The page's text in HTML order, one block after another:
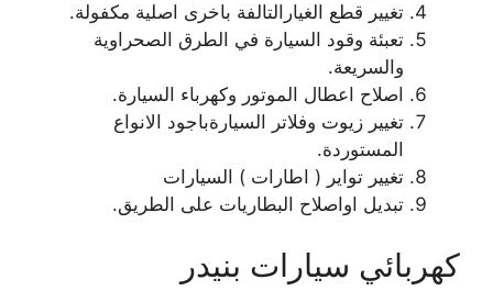
تغيير قطع الغيارالتالفة باخرى اصلية مكفولة.
تعبئة وقود السيارة في الطرق الصحراوية
والسريعة.
اصلاح اعطال الموتور وكهرباء السيارة.
تغيير زيوت وفلاتر السيارةباجود الانواع
المستوردة.
تغيير تواير ( اطارات ) السيارات
تبديل اواصلاح البطاريات على الطريق.
كهربائي سيارات بنيدر